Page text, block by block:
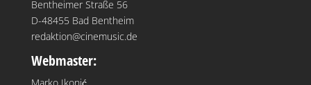
Bentheimer Straße 56
D-48455 Bad Bentheim
redaktion@cinemusic.de
Webmaster: